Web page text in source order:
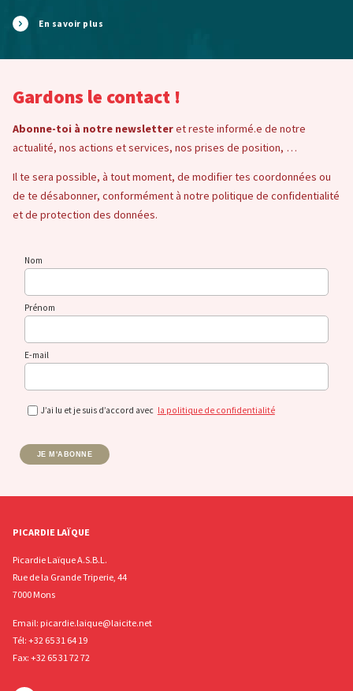
En savoir plus
Gardons le contact !
Abonne-toi à notre newsletteret reste informé.e de notre
actualité, nos actions et services, nos prises de position, …
Il te sera possible, à tout moment, de modifier tes coordonnées ou
de te désabonner, conformément à notre politique de confidentialité
et de protection des données.
Nom
Prénom
E-mail
J’ai lu et je suis d’accord avec la politique de confidentialité
JE M'ABONNE
PICARDIE LAÏQUE
Picardie Laïque A.S.B.L.
Rue de la Grande Triperie, 44
7000 Mons
Email: picardie.laique@laicite.net
Tél: +32 65 31 64 19
Fax: +32 65 31 72 72